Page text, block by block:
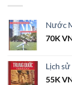
Nước
70K
Lịch
55K